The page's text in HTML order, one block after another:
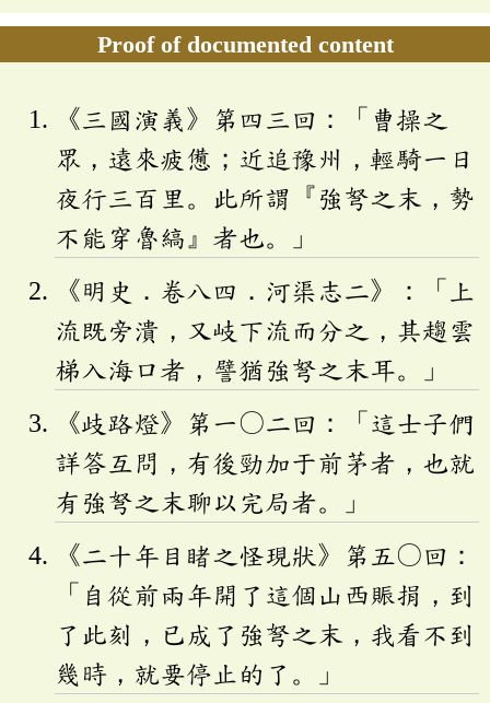
Proof of documented content
《三國演義》第四三回：「曹操之
眾，遠來疲憊；近追豫州，輕騎一日
夜行三百里。此所謂『強弩之末，勢
不能穿魯縞』者也。」
《明史．卷八四．河渠志二》：「上
流既旁潰，又岐下流而分之，其趨雲
梯入海口者，譬猶強弩之末耳。」
《歧路燈》第一〇二回：「這士子們
詳答互問，有後勁加于前茅者，也就
有強弩之末聊以完局者。」
《二十年目睹之怪現狀》第五〇回：
「自從前兩年開了這個山西賑捐，到
了此刻，已成了強弩之末，我看不到
幾時，就要停止的了。」